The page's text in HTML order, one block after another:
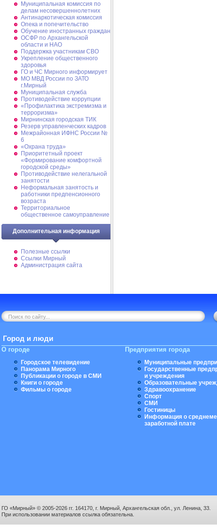
Муниципальная комиссия по
делам несовершеннолетних
Антинаркотическая комиссия
Опека и попечительство
Обучение иностранных граждан
ОСФР по Архангельской
области и НАО
Поддержка участникам СВО
Укрепление общественного
здоровья
ГО и ЧС Мирного информирует
МО МВД России по ЗАТО
г.Мирный
Муниципальная cлужба
Противодействие коррупции
«Профилактика экстремизма и
терроризма»
Мирнинская городская ТИК
Резерв управленческих кадров
Межрайонная ИФНС России №
6
«Охрана труда»
Приоритетный проект
«Формирование комфортной
городской среды»
Противодействие нелегальной
занятости
Неформальная занятость и
работники предпенсионного
возраста
Территориальное
общественное самоуправление
Дополнительная информация
Полезные ссылки
Ссылки Мирный
Администрация сайта
Город и люди
О городе
Городское телевидение
Панорама Мирного
Публикации о городе в СМИ
Книги о городе
Фильмы о городе
Предприятия города
Муниципальные
Государственные
и учреждения
Образовательные
Здравоохранение
Спорт
СМИ
Гостиницы
Информация о
заработной плате
ГО «Мирный» © 2005-2026 гг. 164170, г. Мирный, Архангельская обл., ул. Ленина, 33.
При использовании материалов ссылка обязательна.